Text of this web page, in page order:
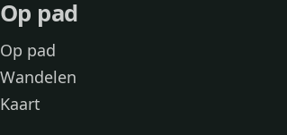
Op pad
Op pad
Wandelen
Kaart